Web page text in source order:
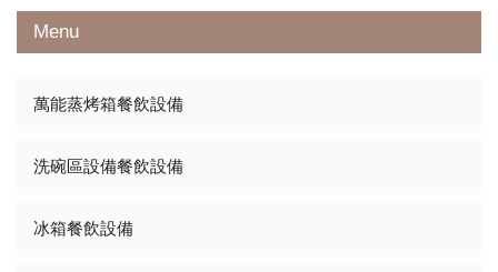
Menu
萬能蒸烤箱餐飲設備
洗碗區設備餐飲設備
冰箱餐飲設備